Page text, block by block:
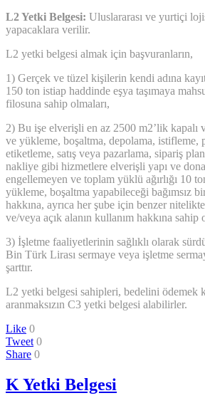
L2 Yetki Belgesi: Uluslararası ve yurtiçi
yapacaklara verilir.
L2 yetki belgesi almak için başvuranların,
1) Gerçek ve tüzel kişilerin kendi adına
150 ton istiap haddinde eşya taşımaya
filosuna sahip olmaları,
2) Bu işe elverişli en az 2500 m2’lik kapalı
ve yükleme, boşaltma, depolama, istifleme,
etiketleme, satış veya pazarlama, sipariş
nakliye gibi hizmetlere elverişli yapı ve
engellemeyen ve toplam yüklü ağırlığı 10
yükleme, boşaltma yapabileceği bağımsız
hakkına, ayrıca her şube için benzer
ve/veya açık alanın kullanım hakkına sahip
3) İşletme faaliyetlerinin sağlıklı olarak
Bin Türk Lirası sermaye veya işletme
şarttır.
L2 yetki belgesi sahipleri, bedelini ödemek
aranmaksızın C3 yetki belgesi alabilirler.
Like 0
Tweet 0
Share 0
K Yetki Belgesi